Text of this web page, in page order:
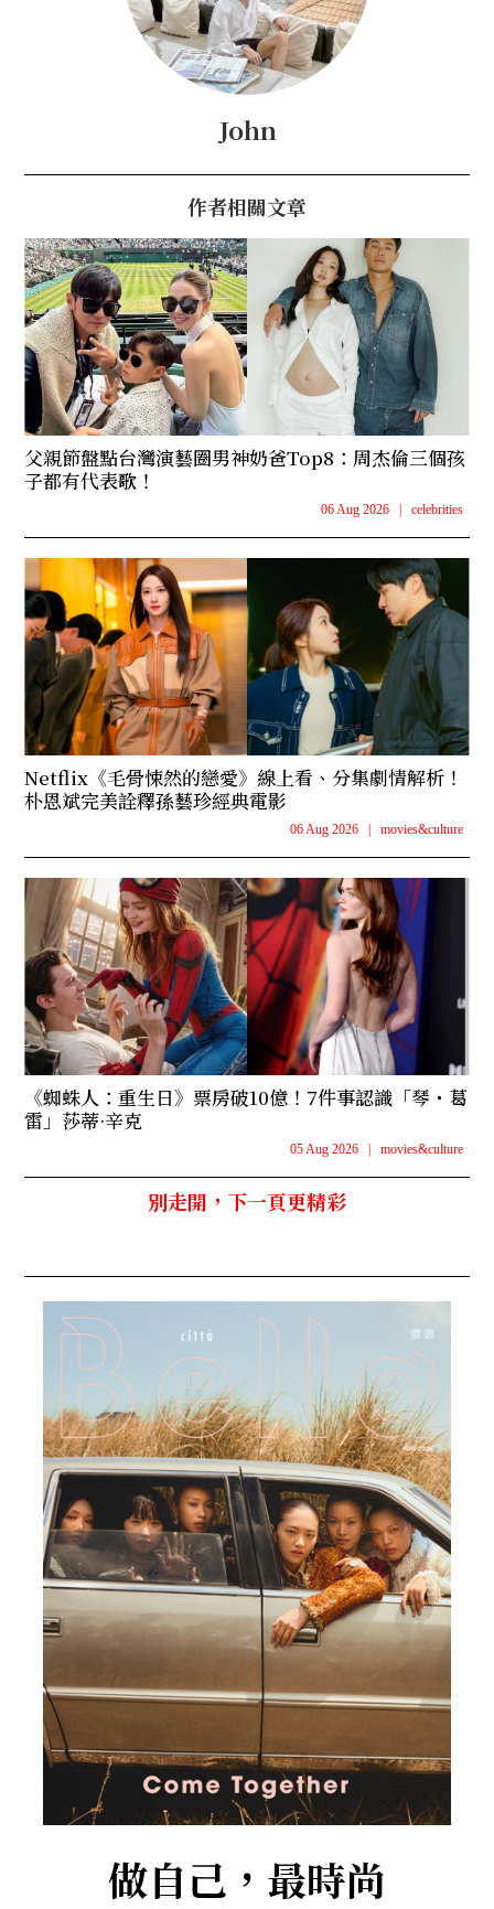
John
作者相關文章
父親節盤點台灣演藝圈男神奶爸Top8：周杰倫三個孩
子都有代表歌！
06 Aug 2026 celebrities
Netflix《毛骨悚然的戀愛》線上看、分集劇情解析！
朴恩斌完美詮釋孫藝珍經典電影
06 Aug 2026 movies&culture
《蜘蛛人：重生日》票房破10億！7件事認識「琴・葛
雷」莎蒂·辛克
05 Aug 2026 movies&culture
別走開，下一頁更精彩
做自己，最時尚